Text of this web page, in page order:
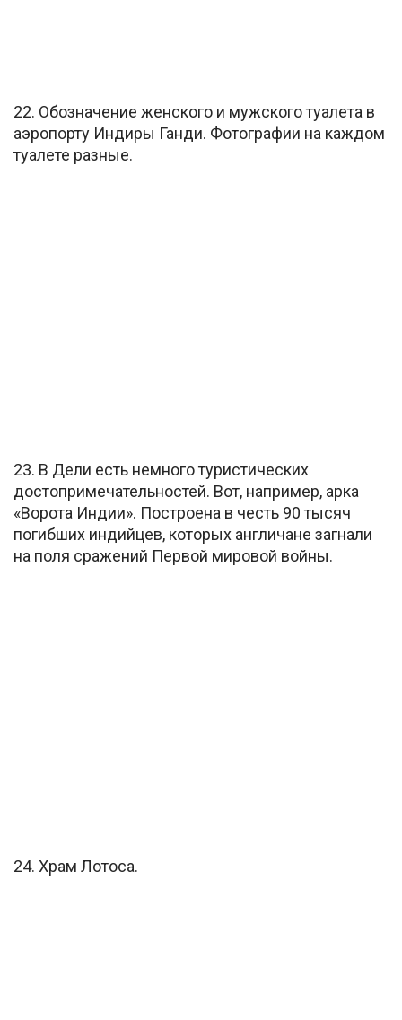
22. Обозначение женского и мужского туалета в
аэропорту Индиры Ганди. Фотографии на каждом
туалете разные.
23. В Дели есть немного туристических
достопримечательностей. Вот, например, арка
«Ворота Индии». Построена в честь 90 тысяч
погибших индийцев, которых англичане загнали
на поля сражений Первой мировой войны.
24. Храм Лотоса.